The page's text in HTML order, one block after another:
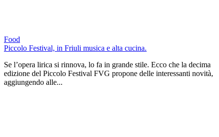
Food
Piccolo Festival, in Friuli musica e alta cucina.
Se l’opera lirica si rinnova, lo fa in grande stile. Ecco che la decima
edizione del Piccolo Festival FVG propone delle interessanti novità,
aggiungendo alle...